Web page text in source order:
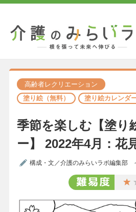
高齢者レクリエーション
塗り絵（無料）
塗り絵カレンダ
季節を楽しむ【塗り
ー】 2022年4月：花
構成・文／介護のみらいラボ編集部